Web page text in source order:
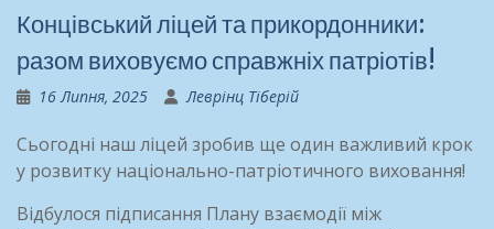
Концівський ліцей та прикордонники:
разом виховуємо справжніх патріотів!
16 Липня, 2025 Леврінц Тіберій
Сьогодні наш ліцей зробив ще один важливий крок
у розвитку національно-патріотичного виховання!
Відбулося підписання Плану взаємодії між